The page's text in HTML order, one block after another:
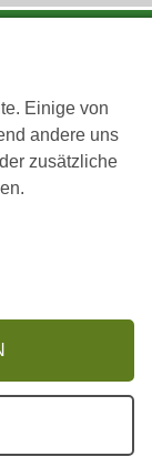
Einige von
andere uns
zusätzliche